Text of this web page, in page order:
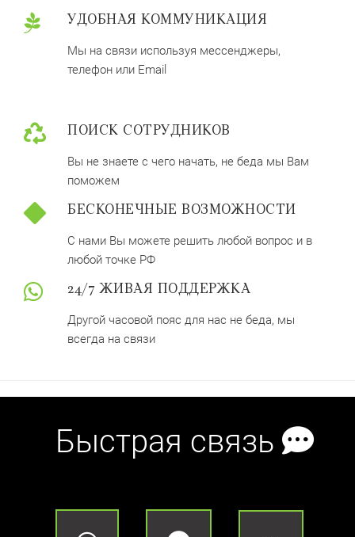
УДОБНАЯ КОММУНИКАЦИЯ
Мы на связи используя мессенджеры,
телефон или Email
ПОИСК СОТРУДНИКОВ
Вы не знаете с чего начать, не беда мы Вам
поможем
БЕСКОНЕЧНЫЕ ВОЗМОЖНОСТИ
С нами Вы можете решить любой вопрос и в
любой точке РФ
24/7 ЖИВАЯ ПОДДЕРЖКА
Другой часовой пояс для нас не беда, мы
всегда на связи
Быстрая связь